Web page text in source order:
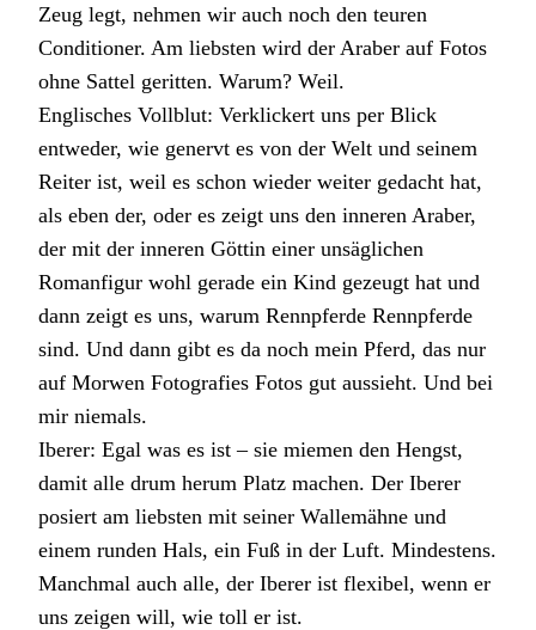
Zeug legt, nehmen wir auch noch den teuren
Conditioner. Am liebsten wird der Araber auf Fotos
ohne Sattel geritten. Warum? Weil.
Englisches Vollblut: Verklickert uns per Blick
entweder, wie genervt es von der Welt und seinem
Reiter ist, weil es schon wieder weiter gedacht hat,
als eben der, oder es zeigt uns den inneren Araber,
der mit der inneren Göttin einer unsäglichen
Romanfigur wohl gerade ein Kind gezeugt hat und
dann zeigt es uns, warum Rennpferde Rennpferde
sind. Und dann gibt es da noch mein Pferd, das nur
auf Morwen Fotografies Fotos gut aussieht. Und bei
mir niemals.
Iberer: Egal was es ist – sie miemen den Hengst,
damit alle drum herum Platz machen. Der Iberer
posiert am liebsten mit seiner Wallemähne und
einem runden Hals, ein Fuß in der Luft. Mindestens.
Manchmal auch alle, der Iberer ist flexibel, wenn er
uns zeigen will, wie toll er ist.